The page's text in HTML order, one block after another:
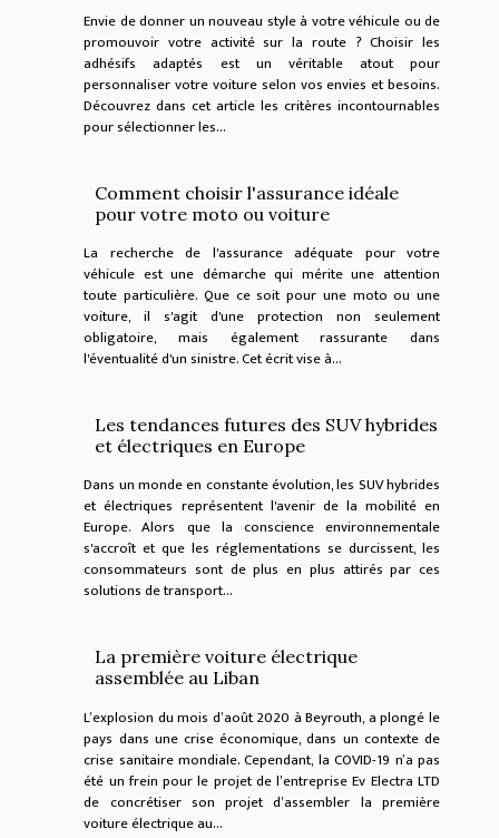
Envie de donner un nouveau style à votre véhicule ou de
promouvoir votre activité sur la route ? Choisir les
adhésifs adaptés est un véritable atout pour
personnaliser votre voiture selon vos envies et besoins.
Découvrez dans cet article les critères incontournables
pour sélectionner les...
Comment choisir l'assurance idéale
pour votre moto ou voiture
La recherche de l'assurance adéquate pour votre
véhicule est une démarche qui mérite une attention
toute particulière. Que ce soit pour une moto ou une
voiture, il s'agit d'une protection non seulement
obligatoire, mais également rassurante dans
l'éventualité d'un sinistre. Cet écrit vise à...
Les tendances futures des SUV hybrides
et électriques en Europe
Dans un monde en constante évolution, les SUV hybrides
et électriques représentent l'avenir de la mobilité en
Europe. Alors que la conscience environnementale
s'accroît et que les réglementations se durcissent, les
consommateurs sont de plus en plus attirés par ces
solutions de transport...
La première voiture électrique
assemblée au Liban
L’explosion du mois d’août 2020 à Beyrouth, a plongé le
pays dans une crise économique, dans un contexte de
crise sanitaire mondiale. Cependant, la COVID-19 n’a pas
été un frein pour le projet de l’entreprise Ev Electra LTD
de concrétiser son projet d’assembler la première
voiture électrique au...